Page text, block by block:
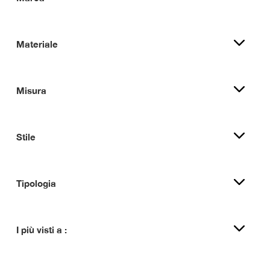
Materiale
Misura
Stile
Tipologia
I più visti a :